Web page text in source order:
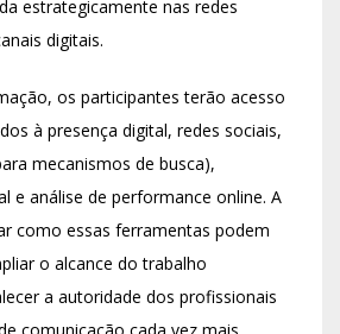
estrategicamente nas redes
digitais.
os participantes terão acesso
à presença digital, redes sociais,
mecanismos de busca),
e análise de performance online. A
como essas ferramentas podem
o alcance do trabalho
a autoridade dos profissionais